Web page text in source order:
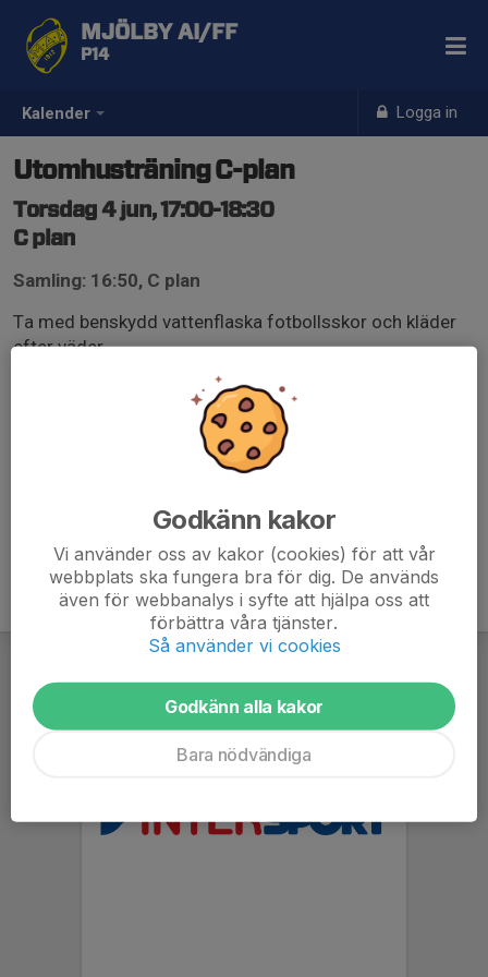
Kalender Logga in
MJÖLBY AI/FF
P14
Utomhusträning C-plan
Torsdag 4 jun, 17:00-18:30
C plan
Samling: 16:50, C plan
Ta med benskydd vattenflaska fotbollsskor och kläder
efter väder
Godkänn kakor
Vi använder oss av kakor (cookies) för att vår
webbplats ska fungera bra för dig. De används
även för webbanalys i syfte att hjälpa oss att
förbättra våra tjänster.
Så använder vi cookies
Godkänn alla kakor
Bara nödvändiga